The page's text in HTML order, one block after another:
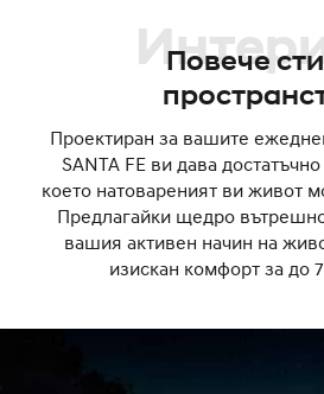
Повече
Проектиран за вашите
SANTA FE ви дава
което натовареният ви живот
Предлагайки щедро
вашия активен начин на
изискан комфорт за до